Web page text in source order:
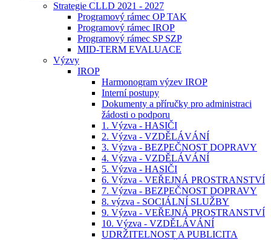
Strategie CLLD 2021 - 2027
Programový rámec OP TAK
Programový rámec IROP
Programový rámec SP SZP
MID-TERM EVALUACE
Výzvy
IROP
Harmonogram výzev IROP
Interní postupy
Dokumenty a příručky pro administraci
žádosti o podporu
1. Výzva - HASIČI
2. Výzva - VZDĚLÁVÁNÍ
3. Výzva - BEZPEČNOST DOPRAVY
4. Výzva - VZDĚLÁVÁNÍ
5. Výzva - HASIČI
6. Výzva - VEŘEJNÁ PROSTRANSTVÍ
7. Výzva - BEZPEČNOST DOPRAVY
8. výzva - SOCIÁLNÍ SLUŽBY
9. Výzva - VEŘEJNÁ PROSTRANSTVÍ
10. Výzva - VZDĚLÁVÁNÍ
UDRŽITELNOST A PUBLICITA